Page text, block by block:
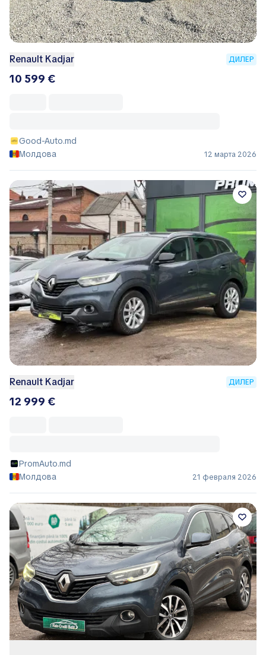
Renault Kadjar ДИЛЕР
10 599 €
Good-Auto.md
Молдова
12 марта 2026
Renault Kadjar ДИЛЕР
12 999 €
PromAuto.md
Молдова
21 февраля 2026